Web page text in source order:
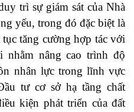
trì sự giám sát của Nhà
yếu, trong đó đặc biệt là
tăng cường hợp tác với
nhằm nâng cao trình độ
nhân lực trong lĩnh vực
tư cơ sở hạ tầng chất
kiện phát triển của đất